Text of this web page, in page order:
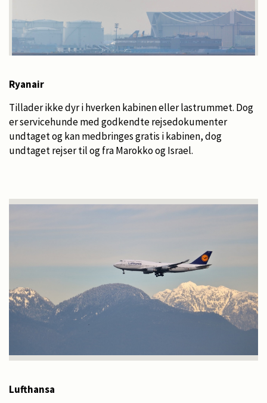
Ryanair
Tillader ikke dyr i hverken kabinen eller lastrummet. Dog
er servicehunde med godkendte rejsedokumenter
undtaget og kan medbringes gratis i kabinen, dog
undtaget rejser til og fra Marokko og Israel.
Lufthansa